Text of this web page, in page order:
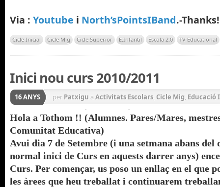
Via : Youtube i North’sPointsIBand.-
Cicle Inicial Cicle Mig Cicle Superior E.Infantil Escola 2.0 TV Educational
Inici nou curs 2010/2011
16 ANYS per Patxigu a Activitats Escolars Cicle Mig
General
Lògica Matemàtiques
Observació,Primària
Hola a Tothom !! (Alumnes. Pares/Mares,
Comunitat Educativa)
Avui dia 7 de Setembre (i una setmana abans del
normal inici de Curs en aquests darrer anys)
Curs. Per començar, us poso un enllaç en el que
les àrees que heu treballat i continuarem